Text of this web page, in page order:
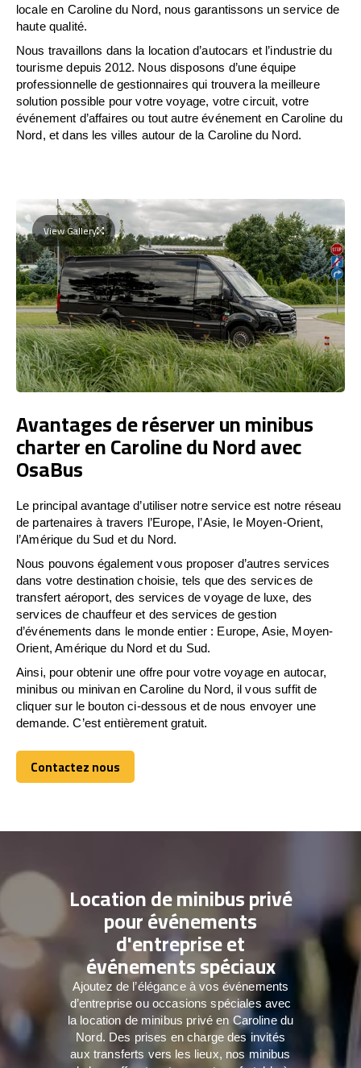
locale en Caroline du Nord, nous garantissons un service de
haute qualité.
Nous travaillons dans la location d’autocars et l’industrie du
tourisme depuis 2012. Nous disposons d’une équipe
professionnelle de gestionnaires qui trouvera la meilleure
solution possible pour votre voyage, votre circuit, votre
événement d’affaires ou tout autre événement en Caroline du
Nord, et dans les villes autour de la Caroline du Nord.
View Gallery
Avantages de réserver un minibus
charter en Caroline du Nord avec
OsaBus
Le principal avantage d’utiliser notre service est notre réseau
de partenaires à travers l’Europe, l’Asie, le Moyen-Orient,
l’Amérique du Sud et du Nord.
Nous pouvons également vous proposer d’autres services
dans votre destination choisie, tels que des services de
transfert aéroport, des services de voyage de luxe, des
services de chauffeur et des services de gestion
d’événements dans le monde entier : Europe, Asie, Moyen-
Orient, Amérique du Nord et du Sud.
Ainsi, pour obtenir une offre pour votre voyage en autocar,
minibus ou minivan en Caroline du Nord, il vous suffit de
cliquer sur le bouton ci-dessous et de nous envoyer une
demande. C’est entièrement gratuit.
Contactez nous
Contactez nous
Location de minibus privé
pour événements
d'entreprise et
événements spéciaux
Ajoutez de l’élégance à vos événements
d’entreprise ou occasions spéciales avec
la location de minibus privé en Caroline du
Nord. Des prises en charge des invités
aux transferts vers les lieux, nos minibus